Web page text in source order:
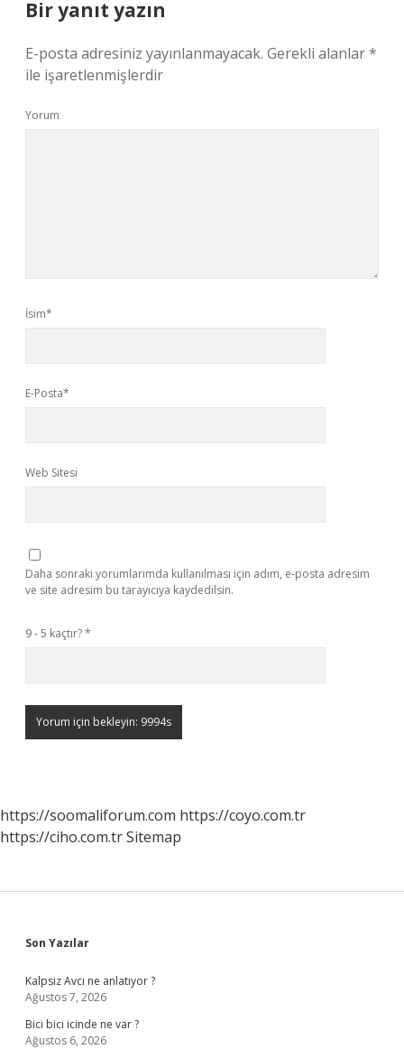
Bir yanıt yazın
E-posta adresiniz yayınlanmayacak. Gerekli alanlar*
ile işaretlenmişlerdir
Yorum
İsim*
E-Posta*
Web Sitesi
Daha sonraki yorumlarımda kullanılması için adım, e-posta adresim
ve site adresim bu tarayıcıya kaydedilsin.
9 - 5 kaçtır?*
https://soomaliforum.com https://coyo.com.tr
https://ciho.com.trSitemap
Sidebar
Son Yazılar
Kalpsiz Avcı ne anlatıyor ?
Ağustos 7, 2026
Bici bici icinde ne var ?
Ağustos 6, 2026